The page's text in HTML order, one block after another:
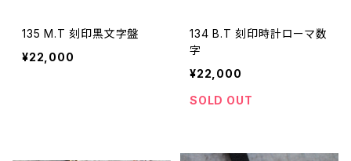
135 M.T 刻印黒文字盤
¥22,000
134 B.T 刻印時計ローマ数
字
¥22,000
SOLD OUT